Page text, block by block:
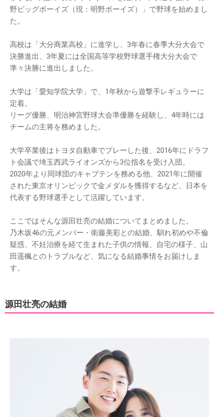
野ビッグボーイズ（現：明野ボーイズ）」で野球を始めまし
た。
高校は「大分商業高校」に進学し、3年春に春季大分大会で
決勝進出、3年夏には全国高等学校野球選手権大分大会で
準々決勝に進出しました。
大学は「愛知学院大学」で、1年秋から遊撃手レギュラーに
定着。
リーグ優勝、明治神宮野球大会準優勝を経験し、4年時には
チームの主将を務めました。
大学卒業後はトヨタ自動車でプレーした後、2016年にドラフ
ト会議で埼玉西武ライオンズから3位指名を受け入団。
2020年より同球団のキャプテンを務める他、2021年に開催
された東京オリンピックで金メダルを獲得するなど、日本を
代表する野球選手として活躍しています。
ここではそんな源田壮亮の結婚についてまとめました。
乃木坂46の元メンバー・衛藤美彩との結婚、馴れ初めや不倫
疑惑、不妊治療を経て生まれた子供の情報、自宅の様子、山
田遥楓とのトラブルなど、気になる結婚事情をお届けしま
す。
源田壮亮の結婚